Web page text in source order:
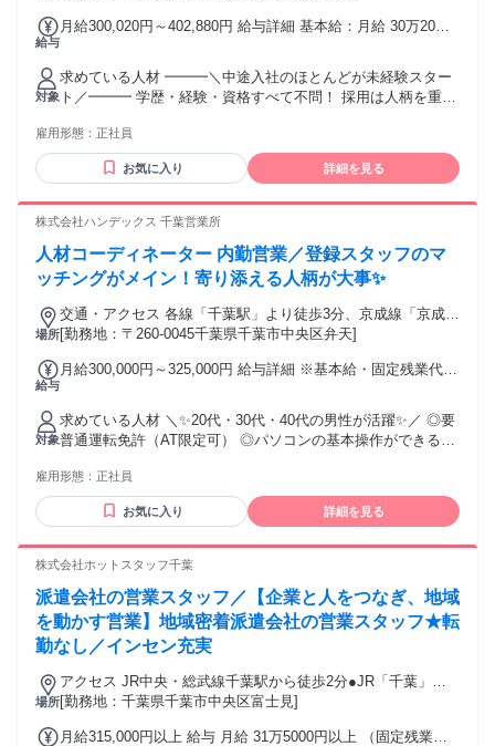
給与
月給300,020円～402,880円 給与詳細 基本給：月給 30万20円
支払われる通勤・皆勤・家族手当金額：なし 全員に一律で支
払われるその他手当金額：なし ═════════════════ 給
与についてさらに詳しく！ ═════════════════ ❖ 月
給：300,020円～402,880円 月給＝基本給＋固定残業代＋役職
▼月給内訳＞ ・基本給：238,000円～286,600円 ・固定残業：
62,020円～92180円（35～40時間） ・役職手当：5,000円～
100,000円 ・子ども手当：18歳未満の扶養子1名につき5,000
円/月 ※固定残業時間超過分は別途支給します。 ※交通費は
別途支給します。 ※自家用車通勤の場合は、ガソリン代を支
給します。 ❖ 役職手当詳細（月額） ・リーダー職：5,000円
・主任職：20,000円 ・上席主任職：25,000円 ・課長職：
70,000円 ・上席課長職：80,000円 ・部長職：90,000円 ・上
席部長職：100,000円 ﹏﹏﹏﹏﹏﹏﹏﹏﹏ ❖ 賞与：年2回（7
月・12月） ・計2ヶ月（前年度実績） ❖ 昇給：年1回（9月）
・3,000〜41,450円／月（前年度実績）
に定めているので「不公平感」がありません。 基準は主に
「等級」と「号俸」の 2つの要素で構成されています。 ・横
応じた給与ランク） ﹏﹏﹏﹏﹏﹏﹏﹏﹏ ◇ 等級とは： 社員
の役割や責任のレベルを示す分類です。 役職や職務内容に応
じて段階が設定されます。 等級が上がるほど、求められるス
キルや責任が増し、 それに伴い給与も高くなります。 ◇ 号
俸（ごうほう）とは： 各等級（役職や職務レベル）内での 細
かな給与の段階を示すものです。
対象
求めている人材 ━━━＼中途入社のほとんどが未経験スター
ト／━━━ 学歴・経験・資格すべて不問！ 採用は人柄を重視
可）必須 ┗ 訪問業務があるため運転免許は必要です。 ・未
経験歓迎／無資格OK／ブランクOK ・学歴、経験は一切不問
＼ひとつでも当てはまる方、大歓迎です！／ ①思いやりがあ
う」にやりがいを感じる方 ③人の役に立っている実感を心か
がある方 ⑤医療介護職の経験がある方 ┗ 介護士、社会福祉
士、介護福祉士、生活相談員など ⑥福祉用具専門相談員の資
条件が揃っています！ ・20-40代活躍中 ・主婦・主夫歓迎 ・
即日勤務OK／勤務曜日の相談OK ・ネイルOK／ピアスOK／
┏━━━━━━━━━━━━━━━━━━━┓ ❖ 働くなら絶
て働く3つの魅力
┗━━━━━━━━━━━━━━━━━━━┛ ⭐ 毎日「あり
齢者様やそのご家族の「困った」を支えることです。その中
で、お客様からの「ありがとう」が直接届く瞬間が何よりの
やりがいです。今まで味わったことがない、感動体験をあな
も、減給ナシ！ ケアマネジャーさんからの紹介中心の営業ス
タイルなので、飛込み営業は一切ありません。また、目標は
設定していますが、達成できなくても減給にはならないの
で、安心して働けます！ ガチガチのお堅いルールもないの
で、自分で考えた理想の営業ができますよ♪ ⭐ 毎年必ず昇給あ
り！最低でも月給3,000円以上UP！ 月に1回、上司との面談で
目標の達成度を確認し、取り組み内容をしっかり評価。その
結果をもとに、昇給額や給与額を決定しています。 事業展開
を見据えており、「上が詰まっていて昇進できない」といっ
た心配がないため、やる気次第でどんどんキャリアアップも
雇用形態： 正社員
お気に入り 詳細を見る
株式会社ハンデックス 千葉営業所
人材コーディネーター 内勤営業／登録スタッフのマ
ッチングがメイン！寄り添える人柄が大事✨
場所
交通・アクセス 各線「千葉駅」より徒歩3分、京成線「京成千
葉駅」より徒歩6分
[勤務地：〒260-0045千葉県千葉市中央区弁天]
給与
月給300,000円～325,000円 給与詳細 ※基本給・固定残業代の
あり 1ヶ月あたり4万200円 〜 4万3500円（固定残業時間：1ヶ
月あたり20時間） 固定残業時間を超えた勤務時間については
別途残業代を支給する 【一律手当】 全員に一律で支払われる
通勤・皆勤・家族手当金額：なし 全員に一律で支払われるそ
特定スキルの習得で昇給！ ★賞与について 年2回を支給して
います！ ※営業拠点の売上実績を反映！
対象
求めている人材 ＼✨20代・30代・40代の男性が活躍✨／ ◎要
普通運転免許（AT限定可） ◎パソコンの基本操作ができる方
未経験歓迎！ ＼✨こんな方にピッタリです✨／ □ピリピリし
た雰囲気は好きじゃない □人と話すことは好きだけど 聞き上
手に徹することもできる □コミュニケーション力を活かした
ールス 飲食・接客・販売・イベント 営業事務・営業アシスタ
ョンスキルを 活かせる環境をお約束します！ ・・・‥…
━━━━━━━━━━━━★ ～✋先輩スタッフの声をご紹介
✋～ 前職は業界柄、土日出勤に加えて 出張も多く不規則な生
活スタイル…。 帰宅する頃には子供が寝ている そんな生活が
続いておりました。 今では土日休みがほとんどで、 家族との
時間をゆっくり取れています。 また立ち上げたばかりの拠点
す。 ～✋千葉サテライトについてご紹介✋～ 2022年7月に開
雇用形態： 正社員
お気に入り 詳細を見る
株式会社ホットスタッフ千葉
派遣会社の営業スタッフ／【企業と人をつなぎ、地域
を動かす営業】地域密着派遣会社の営業スタッフ★転
勤なし／インセン充実
場所
アクセス JR中央・総武線千葉駅から徒歩2分●JR「千葉」駅
東口から徒歩2分／京成電鉄「京成千葉」駅東口から徒歩3分●
です
[勤務地：千葉県千葉市中央区富士見]
月給315,000円以上 給与 月給 31万5000円以上 （固定残業代